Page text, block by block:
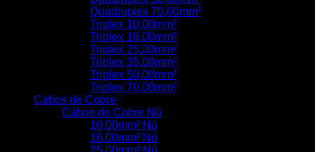
Quadruplex 70,00mm²
Triplex 10,00mm²
Triplex 16,00mm²
Triplex 25,00mm²
Triplex 35,00mm²
Triplex 50,00mm²
Triplex 70,00mm²
Cabos de Cobre
Cabos de Cobre Nú
10,00mm² Nú
16,00mm² Nú